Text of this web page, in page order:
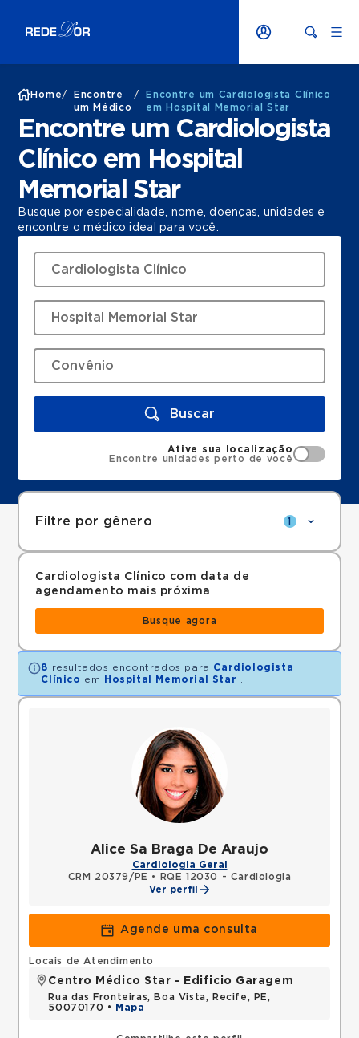
Home/
Encontre
um Médico
/
Encontre um Cardiologista Clínico
em Hospital Memorial Star
Encontre um Cardiologista
Clínico em Hospital
Memorial Star
Busque por especialidade, nome, doenças, unidades e
encontre o médico ideal para você.
Buscar
Ative sua localização
Encontre unidades perto de você
Filtre por gênero 1
Cardiologista Clínico com data de
agendamento mais próxima
Busque agora
8 resultados encontrados para Cardiologista
Clínico em Hospital Memorial Star
Alice Sa Braga De Araujo
Cardiologia Geral
CRM 20379/PE •
RQE 12030 - Cardiologia
Ver perfil
Agende uma consulta
Locais de Atendimento
Centro Médico Star - Edificio Garagem
Rua das Fronteiras, Boa Vista, Recife, PE,
50070170 •
Mapa